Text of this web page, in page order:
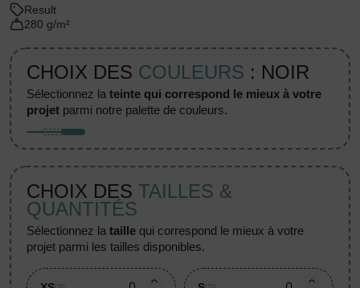
Result
280 g/m²
CHOIX DES COULEURS : NOIR
sélectionnez lateinte qui correspond le mieux à votre
projet parmi notre palette de couleurs.
CHOIX DES TAILLES &
QUANTITÉS
sélectionnez lataille qui correspond le mieux à votre
projet parmi les tailles disponibles.
(11) (21)